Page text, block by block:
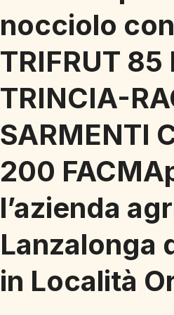
nocciolo con
TRIFRUT 85
TRINCIA-
SARMENTI
200
l’azienda
Lanzalonga
in Località